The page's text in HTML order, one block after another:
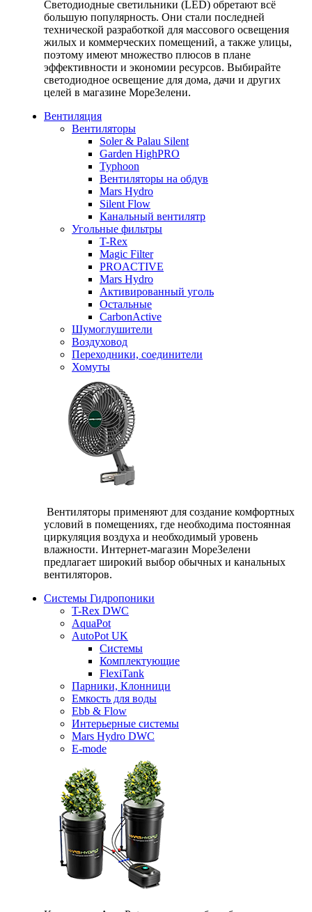
Светодиодные светильники (LED) обретают всё
большую популярность. Они стали последней
технической разработкой для массового освещения
жилых и коммерческих помещений, а также улицы,
поэтому имеют множество плюсов в плане
эффективности и экономии ресурсов. Выбирайте
светодиодное освещение для дома, дачи и других
целей в магазине МореЗелени.
Вентиляция
Вентиляторы
Soler & Palau Silent
Garden HighPRO
Typhoon
Вентиляторы на обдув
Mars Hydro
Silent Flow
Канальный вентилятр
Угольные фильтры
T-Rex
Magic Filter
PROACTIVE
Mars Hydro
Активированный уголь
Остальные
CarbonActive
Шумоглушители
Воздуховод
Переходники, соединители
Хомуты
Вентиляторы применяют для создание комфортных
условий в помещениях, где необходима постоянная
циркуляция воздуха и необходимый уровень
влажности. Интернет-магазин МореЗелени
предлагает широкий выбор обычных и канальных
вентиляторов.
Системы Гидропоники
T-Rex DWC
AquaPot
AutoPot UK
Системы
Комплектующие
FlexiTank
Парники, Клонници
Емкость для воды
Ebb & Flow
Интерьерные системы
Mars Hydro DWC
E-mode